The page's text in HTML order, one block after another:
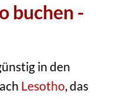
buchen -
in den
Lesotho, das